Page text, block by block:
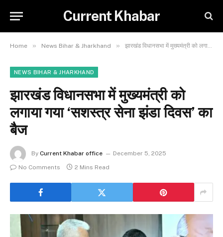
Current Khabar
Home » News Bihar & Jharkhand » झारखंड विधानसभा में मुख्यमंत्री को लगाया गया ‘सशस्त्र सेना झंडा दिवस’ का बैज
NEWS BIHAR & JHARKHAND
झारखंड विधानसभा में मुख्यमंत्री को
लगाया गया ‘सशस्त्र सेना झंडा दिवस’ का
बैज
By Current Khabar office
December 5, 2025
No Comments
2 Mins Read